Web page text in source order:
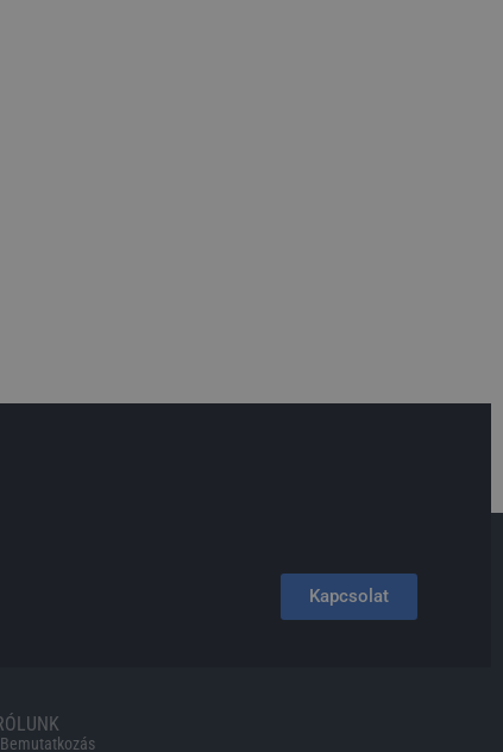
Kapcsolat
Bemutatkozás